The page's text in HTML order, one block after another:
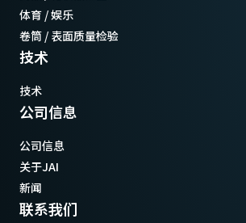
体育 / 娱乐
卷筒 / 表面质量检验
技术
技术
公司信息
公司信息
关于JAI
新闻
联系我们